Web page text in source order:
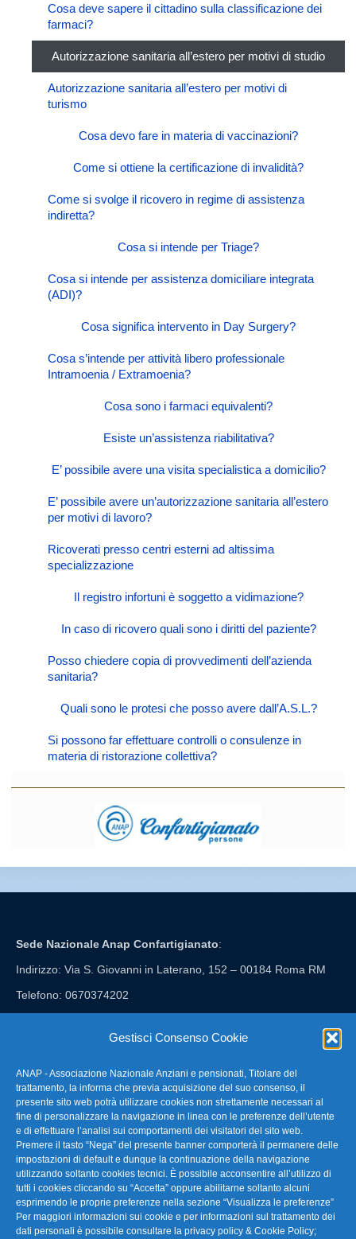
Gestisci Consenso Cookie
ANAP - Associazione Nazionale Anziani e pensionati, Titolare del
trattamento, la informa che previa acquisizione del suo consenso, il
presente sito web potrà utilizzare cookies non strettamente necessari al
fine di personalizzare la navigazione in linea con le preferenze dell’utente
e di effettuare l’analisi sui comportamenti dei visitatori del sito web.
Premere il tasto “Nega” del presente banner comporterà il permanere delle
impostazioni di default e dunque la continuazione della navigazione
utilizzando soltanto cookies tecnici. È possibile acconsentire all’utilizzo di
tutti i cookies cliccando su “Accetta” oppure abilitarne soltanto alcuni
esprimendo le proprie preferenze nella sezione “Visualizza le preferenze”
Per maggiori informazioni sui cookie e per informazioni sul trattamento dei
dati personali è possibile consultare la privacy policy & Cookie Policy;
Cosa deve sapere il cittadino sulla classificazione dei
farmaci?
Autorizzazione sanitaria all’estero per motivi di studio
Autorizzazione sanitaria all’estero per motivi di
turismo
Cosa devo fare in materia di vaccinazioni?
Come si ottiene la certificazione di invalidità?
Come si svolge il ricovero in regime di assistenza
indiretta?
Cosa si intende per Triage?
Cosa si intende per assistenza domiciliare integrata
(ADI)?
Cosa significa intervento in Day Surgery?
Cosa s’intende per attività libero professionale
Intramoenia / Extramoenia?
Cosa sono i farmaci equivalenti?
Esiste un’assistenza riabilitativa?
E’ possibile avere una visita specialistica a domicilio?
E’ possibile avere un’autorizzazione sanitaria all’estero
per motivi di lavoro?
Ricoverati presso centri esterni ad altissima
specializzazione
Il registro infortuni è soggetto a vidimazione?
In caso di ricovero quali sono i diritti del paziente?
Posso chiedere copia di provvedimenti dell’azienda
sanitaria?
Quali sono le protesi che posso avere dall’A.S.L.?
Si possono far effettuare controlli o consulenze in
materia di ristorazione collettiva?
Sede Nazionale Anap Confartigianato:
Indirizzo: Via S. Giovanni in Laterano, 152 – 00184 Roma RM
Telefono: 0670374202
FAQ – Domande Frequenti
La nostra Newsletter
Link Utili
TG Confartigianato
Privacy & Cookie Policy